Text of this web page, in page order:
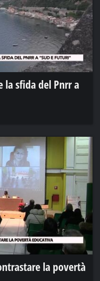
la sfida del Pnrr a
la povertà